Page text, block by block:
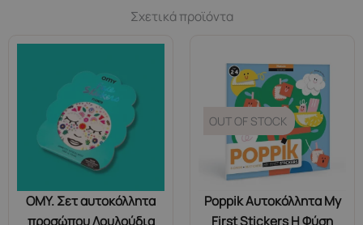
Σχετικά προϊόντα
OMY. Σετ αυτοκόλλητα
προσώπου Λουλούδια
Poppik Αυτοκόλλητα My
First Stickers Η Φύση
OUT OF STOCK